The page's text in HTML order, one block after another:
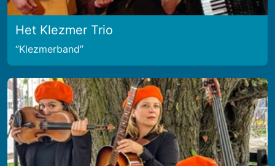
Het Klezmer Trio
Klezmerband